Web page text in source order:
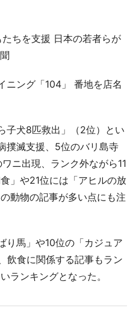
ちを支援 日本の若者らが
ニング「104」 番地を店名
子犬8匹救出」（2位）とい
撲滅支援、5位のバリ島寺
ニ出現、ランク外ながら11
」や21位には「アヒルの放
動物の記事が多い点にも注
馬」や10位の「カジュア
飲食に関係する記事もラン
ランキングとなった。